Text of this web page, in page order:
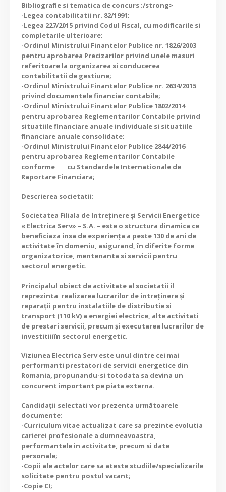
Bibliografie si tematica de concurs :/strong>
-Legea contabilitatii nr. 82/1991;
-Legea 227/2015 privind Codul Fiscal, cu modificarile si
completarile ulterioare;
-Ordinul Ministrului Finantelor Publice nr. 1826/2003
pentru aprobarea Precizarilor privind unele masuri
referitoare la organizarea si conducerea
contabilitatii de gestiune;
-Ordinul Ministrului Finantelor Publice nr. 2634/2015
privind documentele financiar contabile;
-Ordinul Ministrului Finantelor Publice 1802/2014
pentru aprobarea Reglementarilor Contabile privind
situatiile financiare anuale individuale si situatiile
financiare anuale consolidate;
-Ordinul Ministrului Finantelor Publice 2844/2016
pentru aprobarea Reglementarilor Contabile
conforme cu Standardele Internationale de
Raportare Financiara;
Descrierea societatii:
Societatea Filiala de Intreţinere şi Servicii Energetice
« Electrica Serv» – S.A. – este o structura dinamica ce
beneficiaza insa de experienţa a peste 130 de ani de
activitate în domeniu, asigurand, în diferite forme
organizatorice, mentenanta si servicii pentru
sectorul energetic.
Principalul obiect de activitate al societatii il
reprezinta realizarea lucrarilor de intreținere și
reparații pentru instalatiile de distributie si
transport (110 kV) a energiei electrice, alte activitati
de prestari servicii, precum și executarea lucrarilor de
investitiiiîn sectorul energetic.
Viziunea Electrica Serv este unul dintre cei mai
performanti prestatori de servicii energetice din
Romania, propunandu-si totodata sa devina un
concurent important pe piata externa.
Candidaţii selectati vor prezenta următoarele
documente:
-Curriculum vitae actualizat care sa prezinte evolutia
carierei profesionale a dumneavoastra,
performantele in activitate, precum si date
personale;
-Copii ale actelor care sa ateste studiile/specializarile
solicitate pentru postul vacant;
-Copie CI;